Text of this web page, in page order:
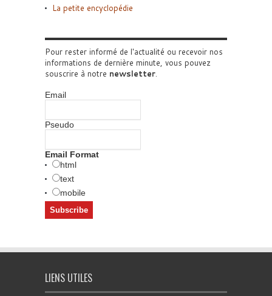
La petite encyclopédie
Pour rester informé de l'actualité ou recevoir nos
informations de dernière minute, vous pouvez
souscrire à notre newsletter.
Email
Pseudo
Email Format
html
text
mobile
LIENS UTILES